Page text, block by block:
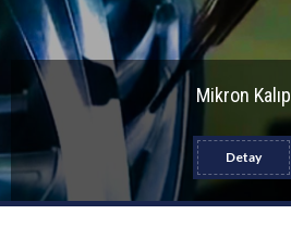
Mikron Kalıp
Detay